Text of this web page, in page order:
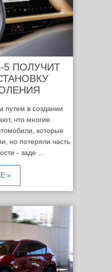
5 ПОЛУЧИТ
путем в создании
что многие
которые
но потеряли часть
- заде …
»